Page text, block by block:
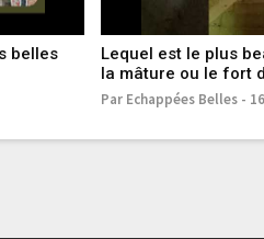
belles
Lequel est le plus
la mâture ou le fort
Par Echappées Belles -